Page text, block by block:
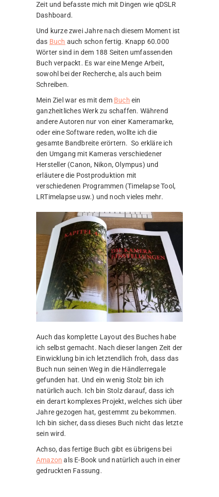
Zeit und befasste mich mit Dingen wie qDSLR
Dashboard.
Und kurze zwei Jahre nach diesem Moment ist
das Buch auch schon fertig. Knapp 60.000
Wörter sind in dem 188 Seiten umfassenden
Buch verpackt. Es war eine Menge Arbeit,
sowohl bei der Recherche, als auch beim
Schreiben.
Mein Ziel war es mit dem Buch ein
ganzheitliches Werk zu schaffen. Während
andere Autoren nur von einer Kameramarke,
oder eine Software reden, wollte ich die
gesamte Bandbreite erörtern. So erkläre ich
den Umgang mit Kameras verschiedener
Hersteller (Canon, Nikon, Olympus) und
erläutere die Postproduktion mit
verschiedenen Programmen (Timelapse Tool,
LRTimelapse usw.) und noch vieles mehr.
Auch das komplette Layout des Buches habe
ich selbst gemacht. Nach dieser langen Zeit der
Einwicklung bin ich letztendlich froh, dass das
Buch nun seinen Weg in die Händlerregale
gefunden hat. Und ein wenig Stolz bin ich
natürlich auch. Ich bin Stolz darauf, dass ich
ein derart komplexes Projekt, welches sich über
Jahre gezogen hat, gestemmt zu bekommen.
Ich bin sicher, dass dieses Buch nicht das letzte
sein wird.
Achso, das fertige Buch gibt es übrigens bei
Amazon als E-Book und natürlich auch in einer
gedruckten Fassung.